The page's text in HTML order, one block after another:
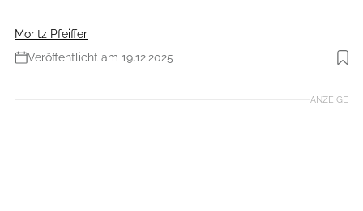
Moritz Pfeiffer
Veröffentlicht am 19.12.2025
Foto: DT Swiss
ANZEIGE